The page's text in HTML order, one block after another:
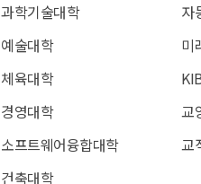
과학기술대학
예술대학
체육대학
경영대학
소프트웨어융합대학
건축대학
자
미
교
교